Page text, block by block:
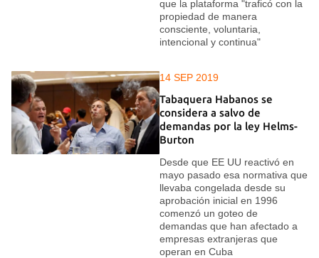
que la plataforma "traficó con la
propiedad de manera
consciente, voluntaria,
intencional y continua"
14 SEP 2019
Tabaquera Habanos se
considera a salvo de
demandas por la ley Helms-
Burton
Desde que EE UU reactivó en
mayo pasado esa normativa que
llevaba congelada desde su
aprobación inicial en 1996
comenzó un goteo de
demandas que han afectado a
empresas extranjeras que
operan en Cuba